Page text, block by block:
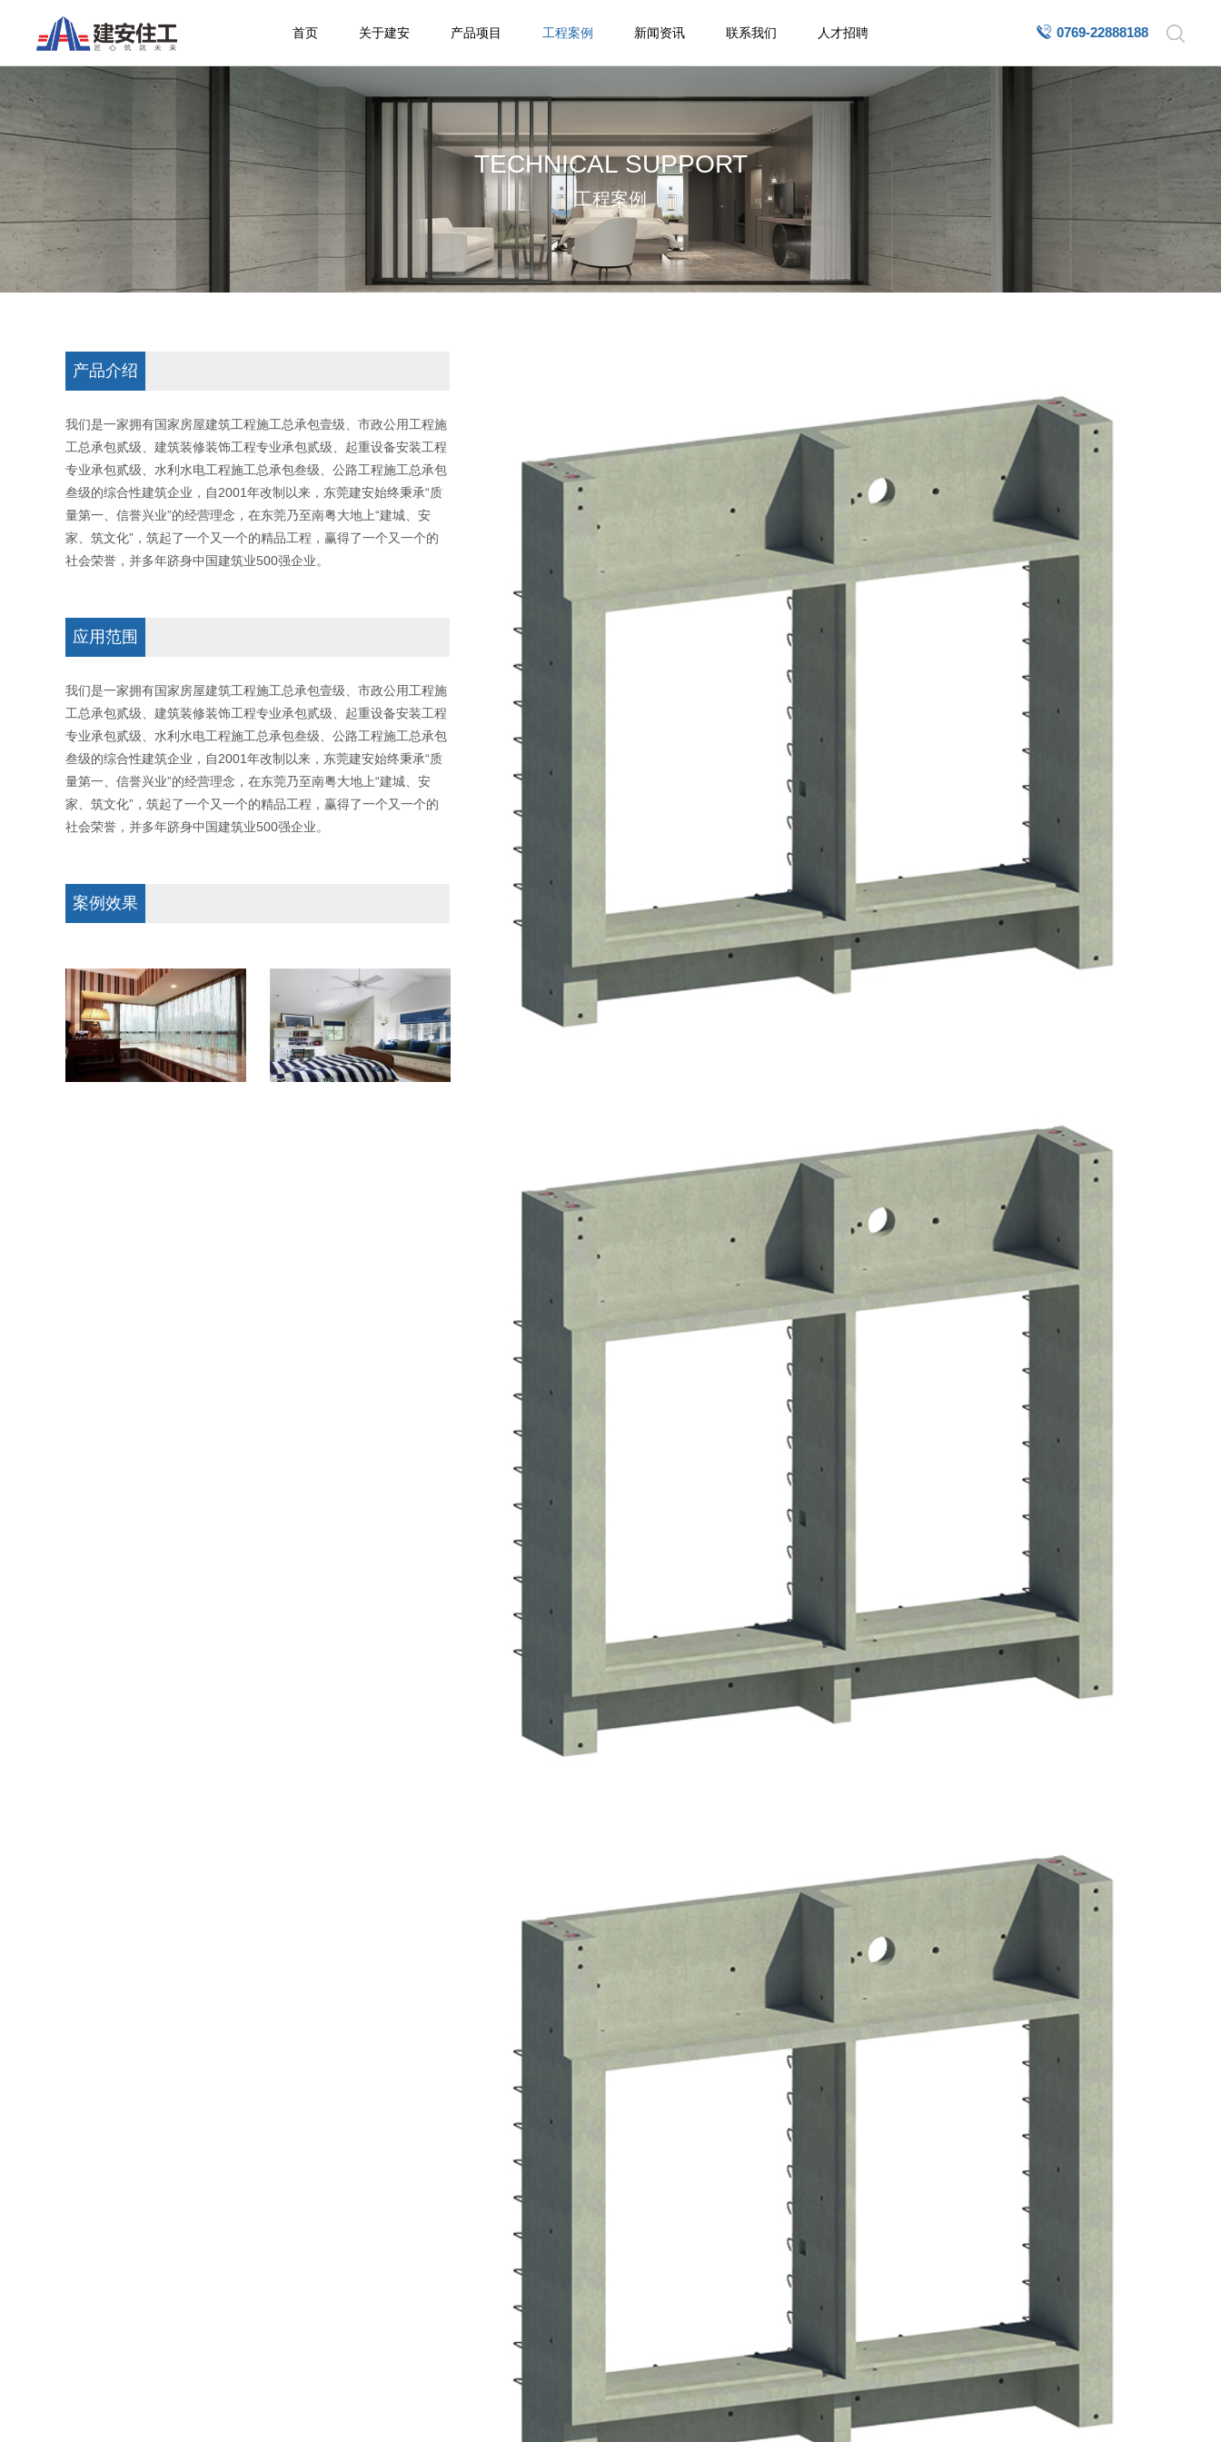
首页 关于建安 产品项目 工程案例 新闻资讯 联系我们 人才招聘 0769-22888188
TECHNICAL SUPPORT
工程案例
产品介绍
我们是一家拥有国家房屋建筑工程施工总承包壹级、市政公用工程施
工总承包贰级、建筑装修装饰工程专业承包贰级、起重设备安装工程
专业承包贰级、水利水电工程施工总承包叁级、公路工程施工总承包
叁级的综合性建筑企业，自2001年改制以来，东莞建安始终秉承“质
量第一、信誉兴业”的经营理念，在东莞乃至南粤大地上“建城、安
家、筑文化”，筑起了一个又一个的精品工程，赢得了一个又一个的
社会荣誉，并多年跻身中国建筑业500强企业。
应用范围
我们是一家拥有国家房屋建筑工程施工总承包壹级、市政公用工程施
工总承包贰级、建筑装修装饰工程专业承包贰级、起重设备安装工程
专业承包贰级、水利水电工程施工总承包叁级、公路工程施工总承包
叁级的综合性建筑企业，自2001年改制以来，东莞建安始终秉承“质
量第一、信誉兴业”的经营理念，在东莞乃至南粤大地上“建城、安
家、筑文化”，筑起了一个又一个的精品工程，赢得了一个又一个的
社会荣誉，并多年跻身中国建筑业500强企业。
案例效果